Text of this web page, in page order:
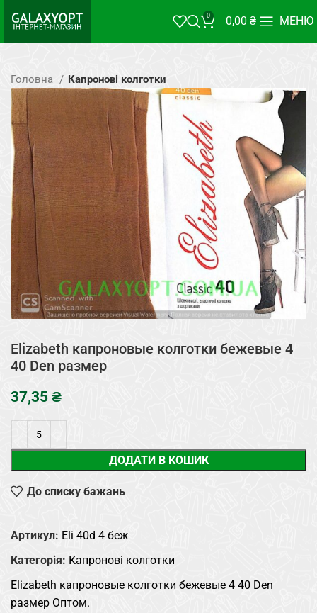
0 0,00 ₴ МЕНЮ
Головна Капронові колготки
Elizabeth капроновые колготки бежевые 4
40 Den размер
₴
ДОДАТИ В КОШИК
До списку бажань
Артикул: Eli 40d 4 беж
Категорія: Капронові колготки
Elizabeth капроновые колготки бежевые 4 40 Den
размер Оптом.